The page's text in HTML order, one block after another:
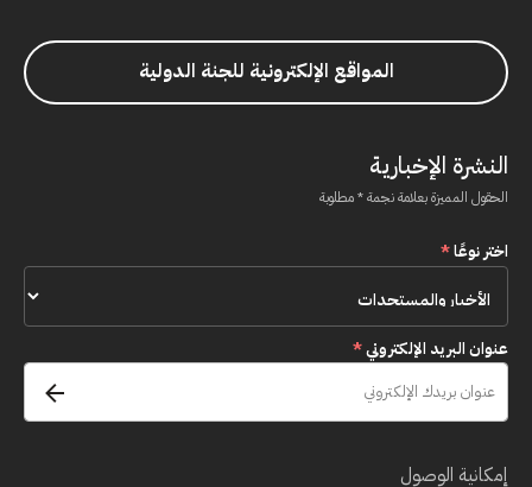
المواقع الإلكترونية للجنة الدولية
النشرة الإخبارية
الحقول المميزة بعلامة نجمة * مطلوبة
اختر نوعًا*
عنوان البريد الإلكتروني*
إمكانية الوصول